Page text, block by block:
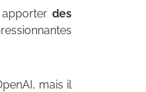
apporterdes
mais il